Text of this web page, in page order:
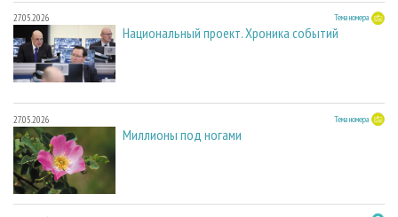
27.05.2026 Тема номера
Национальный проект. Хроника событий
27.05.2026 Тема номера
Миллионы под ногами